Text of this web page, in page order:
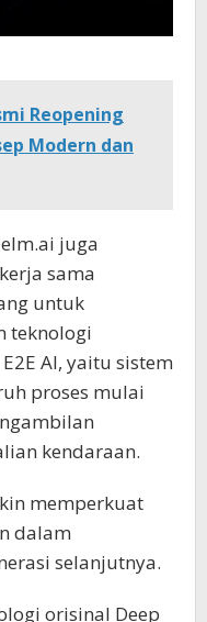
Reopening
Modern dan
juga
sama
untuk
teknologi
AI, yaitu sistem
proses mulai
kendaraan.
memperkuat
dalam
selanjutnya.
orisinal Deep